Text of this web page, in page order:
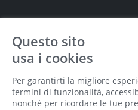
FERRAMENTA VENETA SRL
Questo sito
usa i cookies
Per garantirti la migliore
termini di funzionalità,
nonché per ricordare le tue